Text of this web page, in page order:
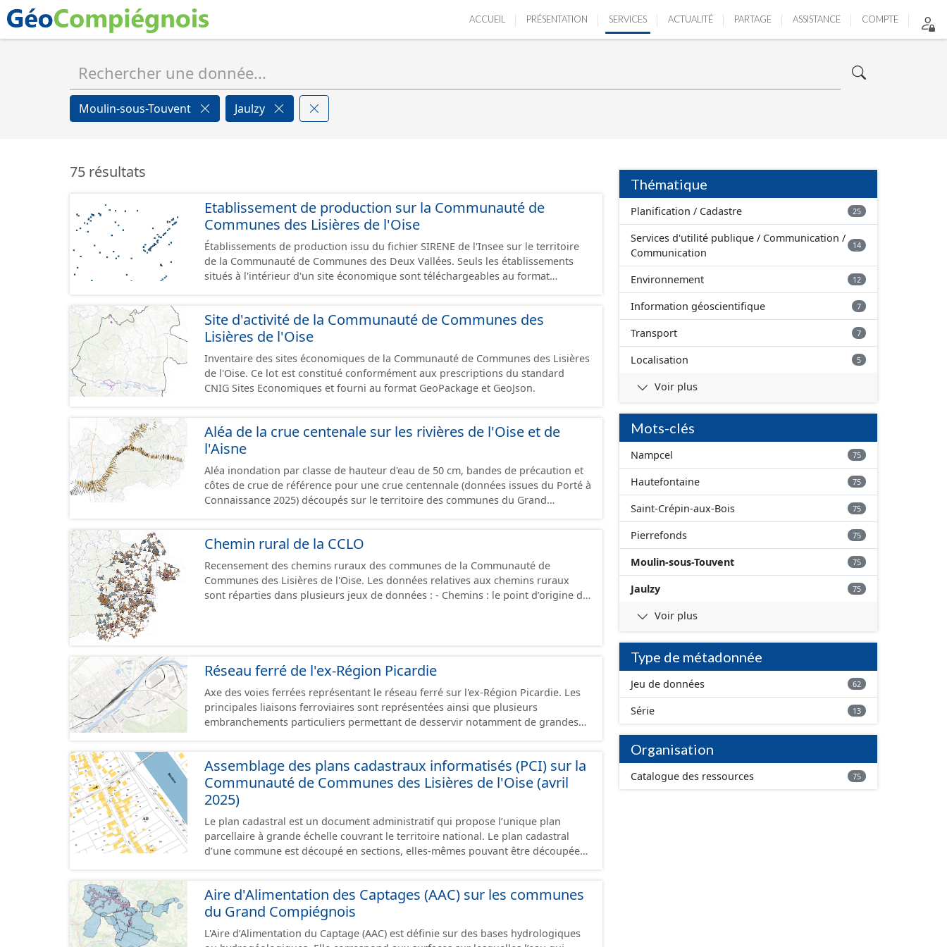
ACCUEIL PRÉSENTATION SERVICES ACTUALITÉ PARTAGE ASSISTANCE COMPTE
Moulin-sous-Touvent Jaulzy
75 résultats
Etablissement de production sur la Communauté de
Communes des Lisières de l'Oise
Établissements de production issu du fichier SIRENE de l'Insee sur le territoire
de la Communauté de Communes des Deux Vallées. Seuls les établissements
situés à l'intérieur d'un site économique sont téléchargeables au format
terrains à vocation économique à ce jour. Il est filtré au-delà des prescriptions
du CNIG se limitant aux SCI.
Site d'activité de la Communauté de Communes des
Lisières de l'Oise
Inventaire des sites économiques de la Communauté de Communes des Lisières
de l'Oise. Ce lot est constitué conformément aux prescriptions du standard
CNIG Sites Economiques et fourni au format GeoPackage et GeoJson.
Aléa de la crue centenale sur les rivières de l'Oise et de
l'Aisne
Aléa inondation par classe de hauteur d'eau de 50 cm, bandes de précaution et
côtes de crue de référence pour une crue centennale (données issues du Porté à
Connaissance 2025) découpés sur le territoire des communes du Grand
Chemin rural de la CCLO
Recensement des chemins ruraux des communes de la Communauté de
Communes des Lisières de l'Oise. Les données relatives aux chemins ruraux
sont réparties dans plusieurs jeux de données : - Chemins : le point d’origine du
concernant la fauche, l'élagage, le balisage, etc. - Plantations : proposition de
plantation de haies (haie basse, haie mixte, etc.).
Réseau ferré de l'ex-Région Picardie
Axe des voies ferrées représentant le réseau ferré sur l'ex-Région Picardie. Les
principales liaisons ferroviaires sont représentées ainsi que plusieurs
embranchements particuliers permettant de desservir notamment de grandes
Assemblage des plans cadastraux informatisés (PCI) sur la
Communauté de Communes des Lisières de l'Oise (avril
2025)
Le plan cadastral est un document administratif qui propose l’unique plan
parcellaire à grande échelle couvrant le territoire national. Le plan cadastral
d’une commune est découpé en sections, elles-mêmes pouvant être découpées
dans un même lieudit et appartenant à un même propriétaire. Le plan cadastral
au format vecteur est issu majoritairement de numérisation du plan cadastral
papier ou raster réalisée dans le cadre de conventions avec les collectivités
territoriales. Les plans cadastraux au format vecteur en France métropolitaine
Aire d'Alimentation des Captages (AAC) sur les communes
du Grand Compiégnois
L'Aire d’Alimentation du Captage (AAC) est définie sur des bases hydrologiques
Thématique
Planification / Cadastre 25
Services d'utilité publique / Communication /
Communication
14
Environnement 12
Information géoscientifique 7
Transport 7
Localisation 5
Voir plus
Mots-clés
Nampcel 75
Hautefontaine 75
Saint-Crépin-aux-Bois 75
Pierrefonds 75
Moulin-sous-Touvent 75
Jaulzy 75
Voir plus
Type de métadonnée
Jeu de données 62
Série 13
Organisation
Catalogue des ressources 75